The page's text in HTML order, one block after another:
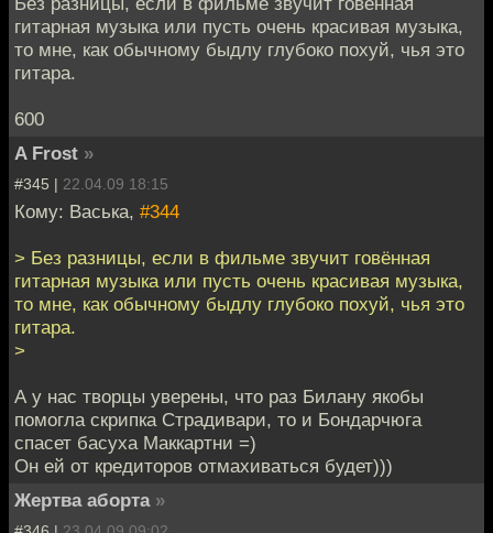
гитарная музыка или пусть очень красивая музыка,
то мне, как обычному быдлу глубоко похуй, чья это
гитара.
600
A Frost »
#345 | 22.04.09 18:15
Кому: Васька, #344
> Без разницы, если в фильме звучит говённая
гитарная музыка или пусть очень красивая музыка,
то мне, как обычному быдлу глубоко похуй, чья это
гитара.
>
А у нас творцы уверены, что раз Билану якобы
помогла скрипка Страдивари, то и Бондарчюга
спасет басуха Маккартни =)
Он ей от кредиторов отмахиваться будет)))
Жертва аборта »